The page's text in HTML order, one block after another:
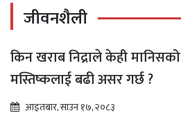
जीवनशैली
किन खराब निद्राले केही मानिसको
मस्तिष्कलाई बढी असर गर्छ ?
आइतबार, साउन १७, २०८३